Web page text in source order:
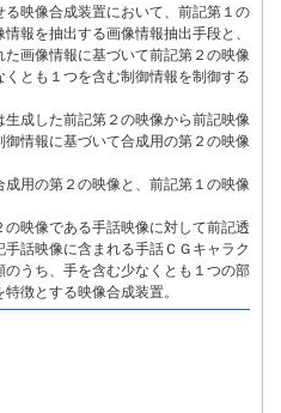
映像合成装置において、前記第１の
報を抽出する画像情報抽出手段と、
画像情報に基づいて前記第２の映像
とも１つを含む制御情報を制御する
成した前記第２の映像から前記映像
情報に基づいて合成用の第２の映像
用の第２の映像と、前記第１の映像
映像である手話映像に対して前記透
話映像に含まれる手話ＣＧキャラク
うち、手を含む少なくとも１つの部
徴とする映像合成装置。